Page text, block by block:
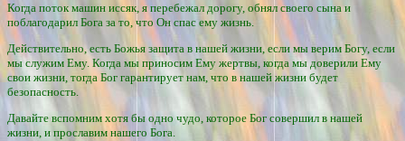
Когда поток машин иссяк, я перебежал дорогу, обнял своего сына и
поблагодарил Бога за то, что Он спас ему жизнь.
Действительно, есть Божья защита в нашей жизни, если мы верим Богу, если
мы служим Ему. Когда мы приносим Ему жертвы, когда мы доверили Ему
свои жизни, тогда Бог гарантирует нам, что в нашей жизни будет
безопасность.
Давайте вспомним хотя бы одно чудо, которое Бог совершил в нашей
жизни, и прославим нашего Бога.